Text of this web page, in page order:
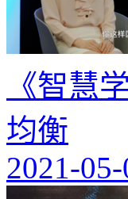
《智慧
均衡
2021-